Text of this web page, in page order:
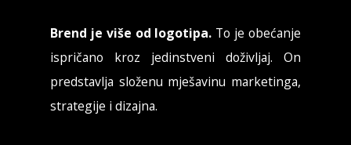
Brend je više od logotipa. To je obećanje
ispričano kroz jedinstveni doživljaj. On
predstavlja složenu mješavinu marketinga,
strategije i dizajna.